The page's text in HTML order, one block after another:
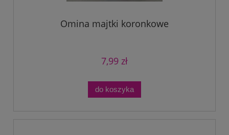
Omina majtki koronkowe
7,99 zł
do koszyka